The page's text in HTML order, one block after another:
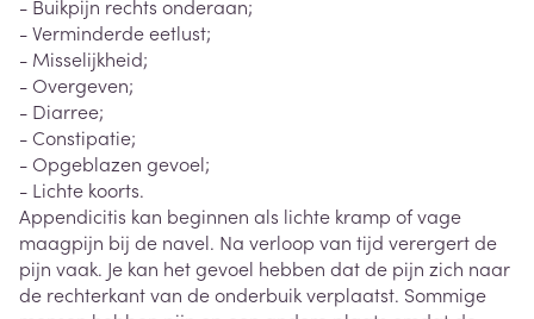
- Buikpijn rechts onderaan;
- Verminderde eetlust;
- Misselijkheid;
- Overgeven;
- Diarree;
- Constipatie;
- Opgeblazen gevoel;
- Lichte koorts.
Appendicitis kan beginnen als lichte kramp of vage
maagpijn bij de navel. Na verloop van tijd verergert de
pijn vaak. Je kan het gevoel hebben dat de pijn zich naar
de rechterkant van de onderbuik verplaatst. Sommige